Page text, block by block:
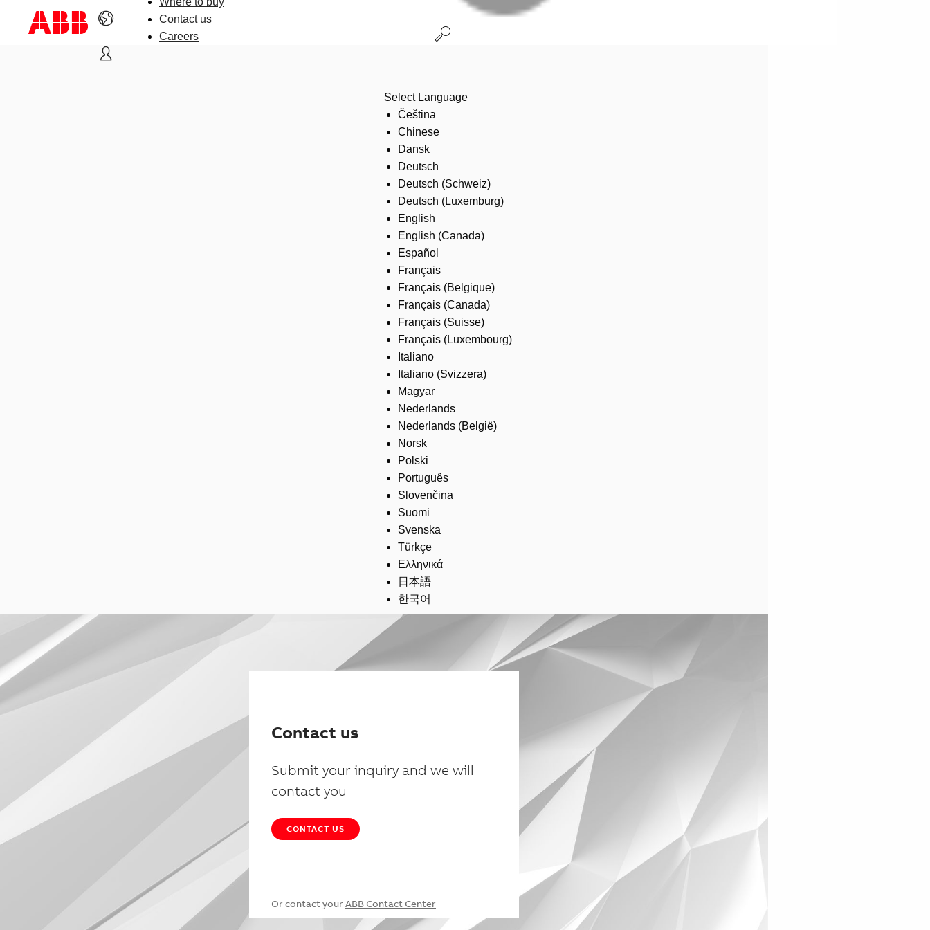
Contact us
Careers
Select Language
Čeština
Chinese
Dansk
Deutsch
Deutsch (Schweiz)
Deutsch (Luxemburg)
English
English (Canada)
Español
Français
Français (Belgique)
Français (Canada)
Français (Suisse)
Français (Luxembourg)
Italiano
Italiano (Svizzera)
Magyar
Nederlands
Nederlands (België)
Norsk
Polski
Português
Slovenčina
Suomi
Svenska
Türkçe
Ελληνικά
日本語
한국어
Contact us
Submit your inquiry and we will
contact you
CONTACT US
Or contact your ABB Contact Center